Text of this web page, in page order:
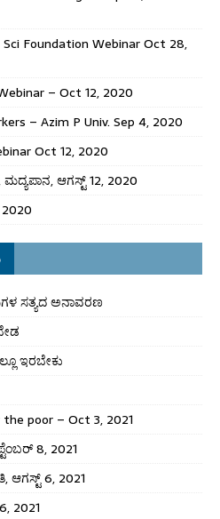
Foundation Webinar Oct 28,
– Oct 12, 2020
– Azim P Univ. Sep 4, 2020
Oct 12, 2020
ಆಗಸ್ಟ್ 12, 2020
ಸತ್ಯದ ಅನಾವರಣ
ಇರಬೇಕು
poor – Oct 3, 2021
8, 2021
ಆಗಸ್ಟ್ 6, 2021
2021